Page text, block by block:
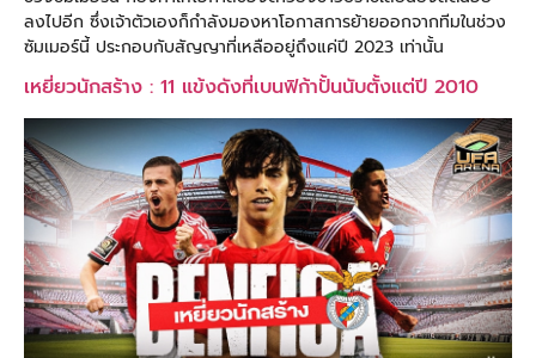
ลงไปอีก ซึ่งเจ้าตัวเองก็กำลังมองหาโอกาสการย้ายออกจากทีมในช่วง
ซัมเมอร์นี้ ประกอบกับสัญญาที่เหลืออยู่ถึงแค่ปี 2023 เท่านั้น
เหยี่ยวนักสร้าง : 11 แข้งดังที่เบนฟิก้าปั้นนับตั้งแต่ปี 2010